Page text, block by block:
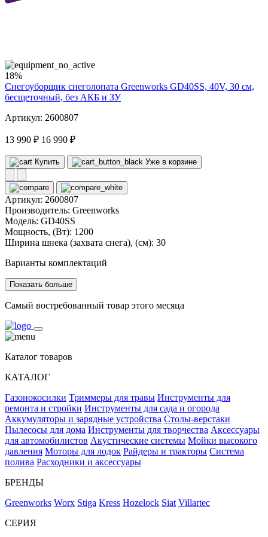
18%
Снегоуборщик снеголопата Greenworks GD40SS, 40V, 30 см,
бесщеточный, без АКБ и ЗУ
Артикул: 2600807
13 990 ₽ 16 990 ₽
Купить Уже в корзине
Артикул: 2600807
Производитель: Greenworks
Модель: GD40SS
Мощность, (Вт): 1200
Ширина шнека (захвата снега), (см): 30
Варианты комплектаций
Показать больше
Самый востребованный товар этого месяца
Каталог товаров
КАТАЛОГ
Газонокосилки Триммеры для травы Инструменты для
ремонта и стройки Инструменты для сада и огорода
Аккумуляторы и зарядные устройства Столы-верстаки
Пылесосы для дома Инструменты для творчества Аксессуары
для автомобилистов Акустические системы Мойки высокого
давления Моторы для лодок Райдеры и тракторы Система
полива Расходники и аксессуары
БРЕНДЫ
Greenworks Worx Stiga Kress Hozelock Siat Villartec
СЕРИЯ